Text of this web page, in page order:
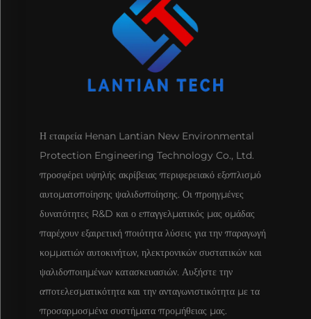
Η εταιρεία Henan Lantian New Environmental
Protection Engineering Technology Co., Ltd.
προσφέρει υψηλής ακρίβειας περιφερειακό εξοπλισμό
αυτοματοποίησης ψαλιδοποίησης. Οι προηγμένες
δυνατότητες R&D και ο επαγγελματικός μας ομάδας
παρέχουν εξαιρετική ποιότητα λύσεις για την παραγωγή
κομματιών αυτοκινήτων, ηλεκτρονικών συστατικών και
ψαλιδοποιημένων κατασκευασιών. Αυξήστε την
αποτελεσματικότητα και την ανταγωνιστικότητα με τα
προσαρμοσμένα συστήματα προμήθειας μας.